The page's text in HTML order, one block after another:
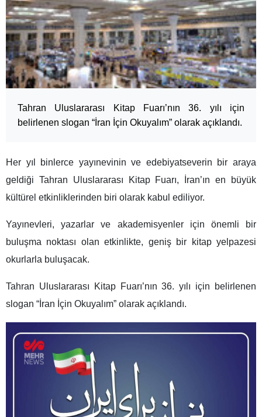
Tahran Uluslararası Kitap Fuarı’nın 36. yılı için
belirlenen slogan “İran İçin Okuyalım” olarak açıklandı.
Her yıl binlerce yayınevinin ve edebiyatseverin bir araya
geldiği Tahran Uluslararası Kitap Fuarı, İran’ın en büyük
kültürel etkinliklerinden biri olarak kabul ediliyor.
Yayınevleri, yazarlar ve akademisyenler için önemli bir
buluşma noktası olan etkinlikte, geniş bir kitap yelpazesi
okurlarla buluşacak.
Tahran Uluslararası Kitap Fuarı’nın 36. yılı için belirlenen
slogan “İran İçin Okuyalım” olarak açıklandı.